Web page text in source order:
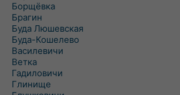
Борщёвка
Брагин
Буда Люшевская
Буда-Кошелево
Василевичи
Ветка
Гадиловичи
Глинище